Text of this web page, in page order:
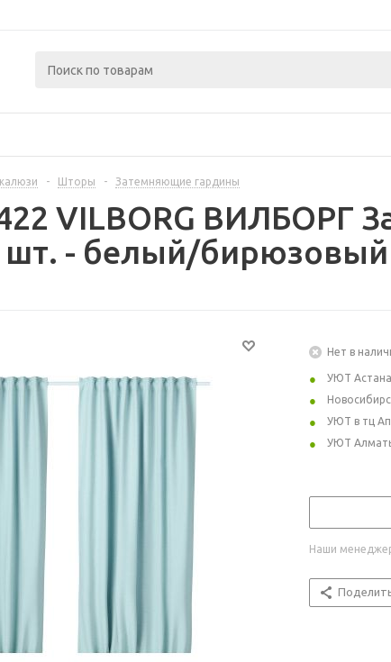
- Шторы - Затемняющие гардины
VILBORG ВИЛБОРГ
шт. - белый/бирюзовый
Нет в
УЮТ Астана
УЮТ в тц
УЮТ
Наши